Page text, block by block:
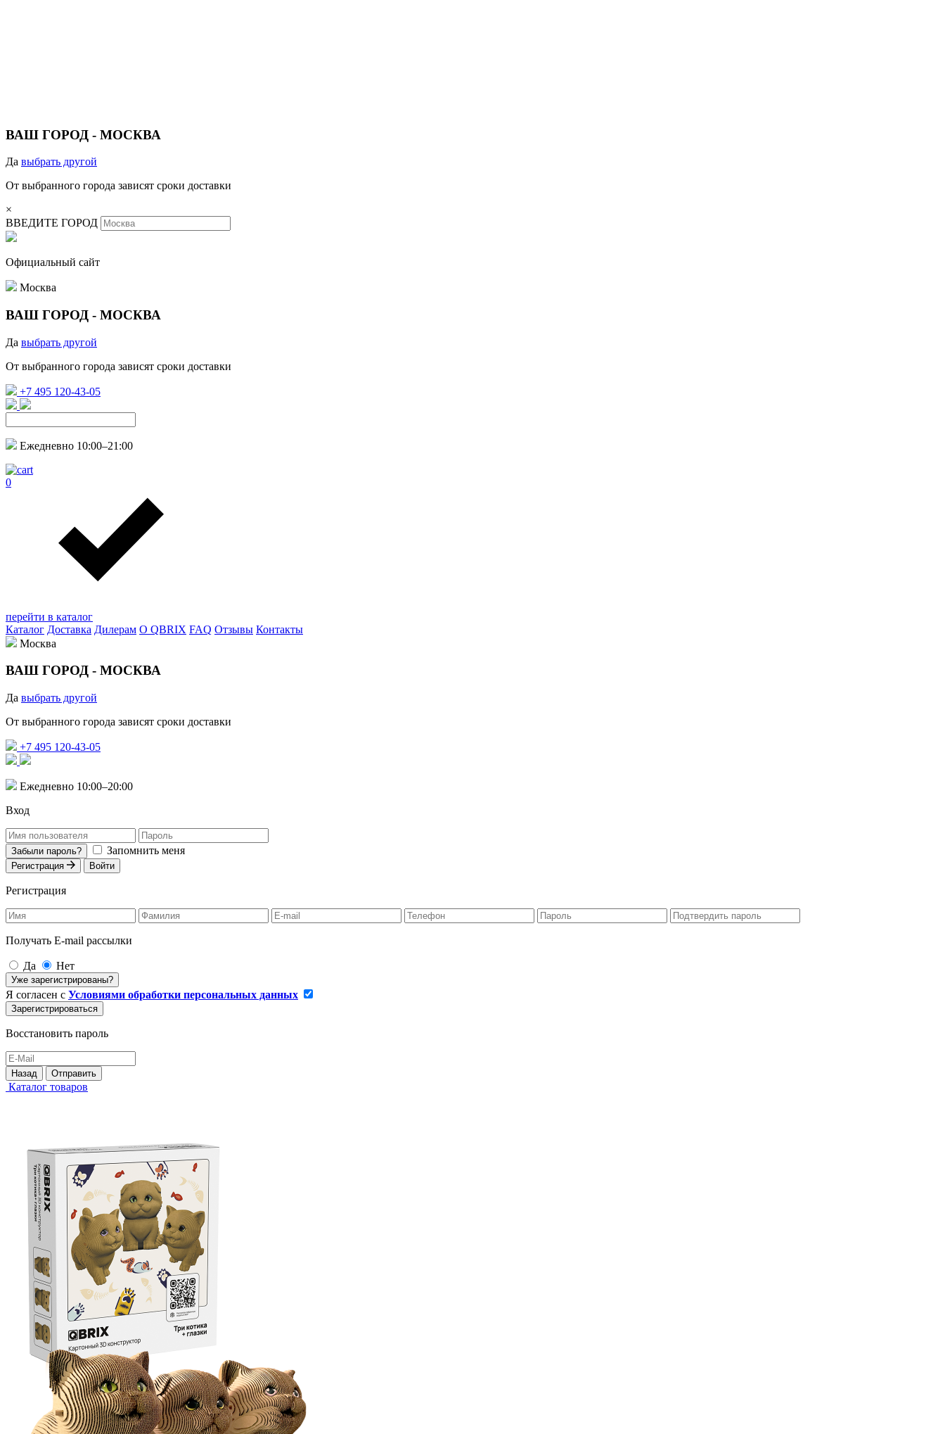
ВАШ ГОРОД - МОСКВА
Да выбрать другой
От выбранного города зависят сроки доставки
×
ВВЕДИТЕ ГОРОД
Официальный сайт
Москва
ВАШ ГОРОД - МОСКВА
Да выбрать другой
От выбранного города зависят сроки доставки
+7 495 120-43-05
Ежедневно 10:00–21:00
0
перейти в каталог
Каталог Доставка Дилерам О QBRIX FAQ Отзывы Контакты
Москва
ВАШ ГОРОД - МОСКВА
Да выбрать другой
От выбранного города зависят сроки доставки
+7 495 120-43-05
Ежедневно 10:00–20:00
Вход
Забыли пароль? Запомнить меня
Регистрация Войти
Регистрация
Получать E-mail рассылки
Да Нет
Уже зарегистрированы?
Я согласен с Условиями обработки персональных данных
Зарегистрироваться
Восстановить пароль
Назад Отправить
Каталог товаров